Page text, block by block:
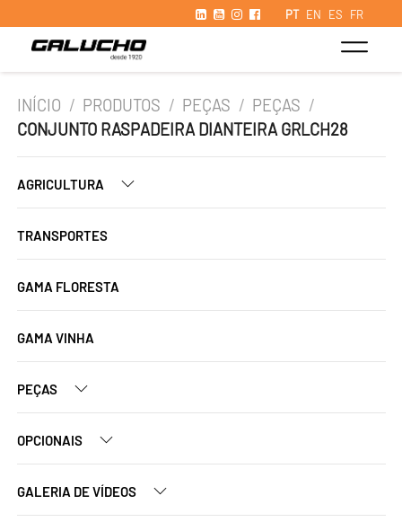
PT EN ES FR
INÍCIO / PRODUTOS / PEÇAS / PEÇAS /
CONJUNTO RASPADEIRA DIANTEIRA GRLCH28
AGRICULTURA
TRANSPORTES
GAMA FLORESTA
GAMA VINHA
PEÇAS
OPCIONAIS
GALERIA DE VÍDEOS